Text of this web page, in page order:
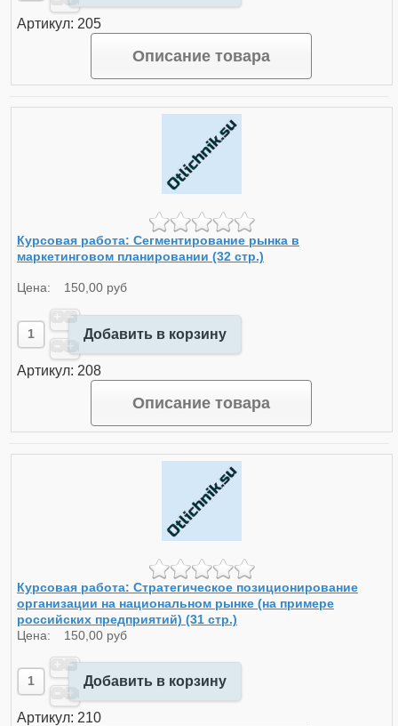
Артикул: 205
Описание товара
Курсовая работа: Сегментирование рынка в
маркетинговом планировании (32 стр.)
Цена: 150,00 руб
Добавить в корзину
Артикул: 208
Описание товара
Курсовая работа: Стратегическое позиционирование
организации на национальном рынке (на примере
российских предприятий) (31 стр.)
Цена: 150,00 руб
Добавить в корзину
Артикул: 210